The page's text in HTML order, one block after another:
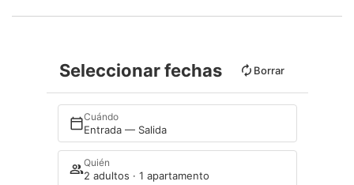
Seleccionar fechas Borrar
Cuándo
Entrada — Salida
Quién
2 adultos · 1 apartamento